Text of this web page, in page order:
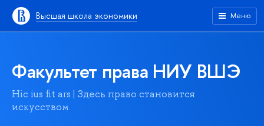
Высшая школа экономики Меню
Факультет права НИУ ВШЭ
Hic ius fit ars | Здесь право становится
искусством